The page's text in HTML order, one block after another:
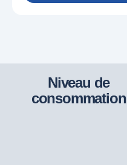
Niveau de
consommation